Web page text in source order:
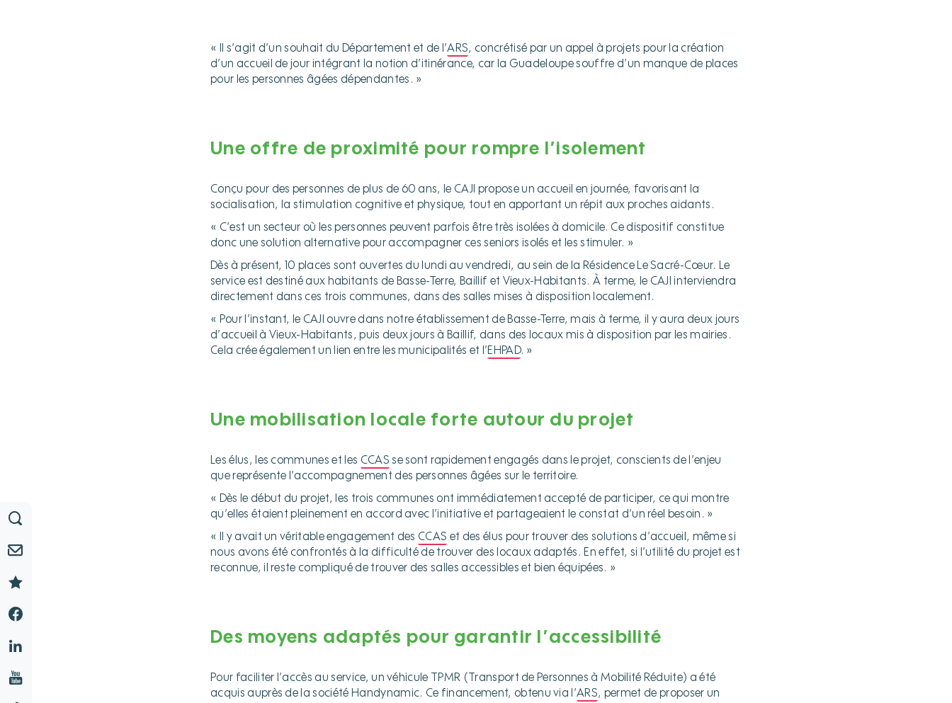
« Il s’agit d’un souhait du Département et de l’ARS, concrétisé par un appel à projets pour la création
d’un accueil de jour intégrant la notion d’itinérance, car la Guadeloupe souffre d’un manque de places
pour les personnes âgées dépendantes. »
Une offre de proximité pour rompre l’isolement
Conçu pour des personnes de plus de 60 ans, le CAJI propose un accueil en journée, favorisant la
socialisation, la stimulation cognitive et physique, tout en apportant un répit aux proches aidants.
« C’est un secteur où les personnes peuvent parfois être très isolées à domicile. Ce dispositif constitue
donc une solution alternative pour accompagner ces seniors isolés et les stimuler. »
Dès à présent, 10 places sont ouvertes du lundi au vendredi, au sein de la Résidence Le Sacré-Cœur. Le
service est destiné aux habitants de Basse-Terre, Baillif et Vieux-Habitants. À terme, le CAJI interviendra
directement dans ces trois communes, dans des salles mises à disposition localement.
« Pour l’instant, le CAJI ouvre dans notre établissement de Basse-Terre, mais à terme, il y aura deux jours
d’accueil à Vieux-Habitants, puis deux jours à Baillif, dans des locaux mis à disposition par les mairies.
Cela crée également un lien entre les municipalités et l’EHPAD. »
Une mobilisation locale forte autour du projet
Les élus, les communes et les CCAS se sont rapidement engagés dans le projet, conscients de l’enjeu
que représente l’accompagnement des personnes âgées sur le territoire.
« Dès le début du projet, les trois communes ont immédiatement accepté de participer, ce qui montre
qu’elles étaient pleinement en accord avec l’initiative et partageaient le constat d’un réel besoin. »
« Il y avait un véritable engagement des CCAS et des élus pour trouver des solutions d’accueil, même si
nous avons été confrontés à la difficulté de trouver des locaux adaptés. En effet, si l’utilité du projet est
reconnue, il reste compliqué de trouver des salles accessibles et bien équipées. »
Des moyens adaptés pour garantir l’accessibilité
Pour faciliter l’accès au service, un véhicule TPMR (Transport de Personnes à Mobilité Réduite) a été
acquis auprès de la société Handynamic. Ce financement, obtenu via l’ARS, permet de proposer un